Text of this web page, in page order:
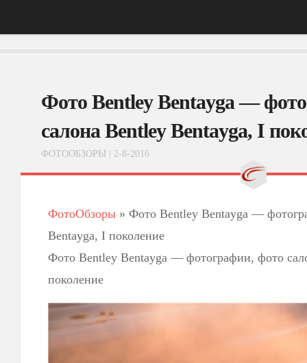
АвтоНовости
ФотоОбзоры
ВидеоОбзоры
Фото Bentley Bentayga —
салона Bentley Bentayga, I
ФОТООБЗОРЫ | 2-8-2016
ФотоОбзоры » Фото Bentley Bentayga —
Bentayga, I поколение
Фото Bentley Bentayga — фотографии, фото
поколение